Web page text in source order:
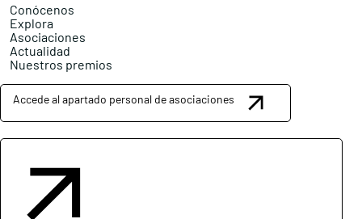
Conócenos
Explora
Asociaciones
Actualidad
Nuestros premios
Accede al apartado personal de asociaciones